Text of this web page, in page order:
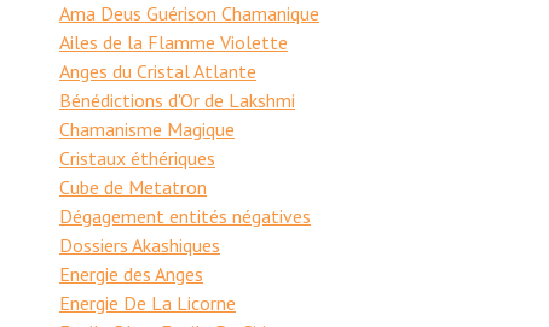
Ama Deus Guérison Chamanique
Ailes de la Flamme Violette
Anges du Cristal Atlante
Bénédictions d'Or de Lakshmi
Chamanisme Magique
Cristaux éthériques
Cube de Metatron
Dégagement entités négatives
Dossiers Akashiques
Energie des Anges
Energie De La Licorne